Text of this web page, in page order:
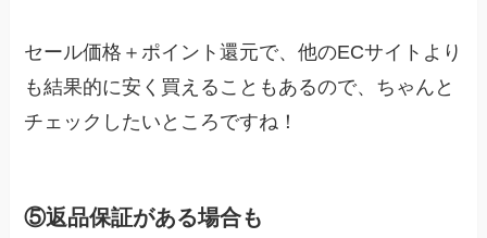
セール価格＋ポイント還元で、他のECサイトより
も結果的に安く買えることもあるので、ちゃんと
チェックしたいところですね！
⑤返品保証がある場合も